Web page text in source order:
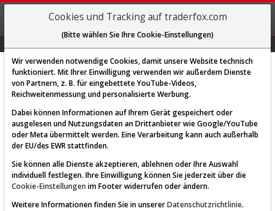
REGIS-
TRIEREN
Diese Funktion ist nur für
AKTIEN-TERMINAL
Cookies und Tracking auf traderfox.com
(Bitte wählen Sie Ihre Cookie-Einstellungen)
Wir verwenden notwendige Cookies, damit unsere Website technisch
funktioniert. Mit Ihrer Einwilligung verwenden wir außerdem Dienste
von Partnern, z. B. für eingebettete YouTube-Videos,
Reichweitenmessung und personalisierte Werbung.
Dabei können Informationen auf Ihrem Gerät gespeichert oder
ausgelesen und Nutzungsdaten an Drittanbieter wie Google/YouTube
oder Meta übermittelt werden. Eine Verarbeitung kann auch außerhalb
der EU/des EWR stattfinden.
Sie können alle Dienste akzeptieren, ablehnen oder Ihre Auswahl
individuell festlegen. Ihre Einwilligung können Sie jederzeit über die
Cookie-Einstellungen im Footer widerrufen oder ändern.
Weitere Informationen finden Sie in unsererDatenschutzrichtlinie.